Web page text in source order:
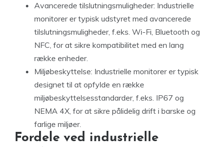
Avancerede tilslutningsmuligheder: Industrielle
monitorer er typisk udstyret med avancerede
tilslutningsmuligheder, f.eks. Wi-Fi, Bluetooth og
NFC, for at sikre kompatibilitet med en lang
række enheder.
Miljøbeskyttelse: Industrielle monitorer er typisk
designet til at opfylde en række
miljøbeskyttelsesstandarder, f.eks. IP67 og
NEMA 4X, for at sikre pålidelig drift i barske og
farlige miljøer.
Fordele ved industrielle